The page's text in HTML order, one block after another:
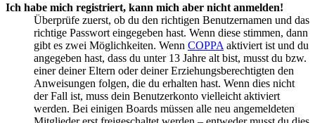
Ich habe mich registriert, kann mich aber nicht anmelden!
Überprüfe zuerst, ob du den richtigen Benutzernamen und das
richtige Passwort eingegeben hast. Wenn diese stimmen, dann
gibt es zwei Möglichkeiten. Wenn COPPA aktiviert ist und du
angegeben hast, dass du unter 13 Jahre alt bist, musst du bzw.
einer deiner Eltern oder deiner Erziehungsberechtigten den
Anweisungen folgen, die du erhalten hast. Wenn dies nicht
der Fall ist, muss dein Benutzerkonto vielleicht aktiviert
werden. Bei einigen Boards müssen alle neu angemeldeten